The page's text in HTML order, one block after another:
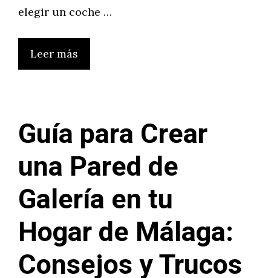
elegir un coche …
Leer más
Guía para Crear
una Pared de
Galería en tu
Hogar de Málaga:
Consejos y Trucos